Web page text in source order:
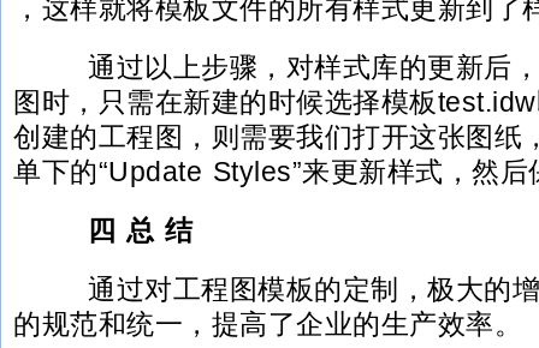
，这样就将模板文件的所有样式更新到了
通过以上步骤，对样式库的更新后
图时，只需在新建的时候选择模板
创建的工程图，则需要我们打开这张图纸
单下的“Update Styles”来更新样式，然后
四 总 结
通过对工程图模板的定制，极大的
的规范和统一，提高了企业的生产效率。